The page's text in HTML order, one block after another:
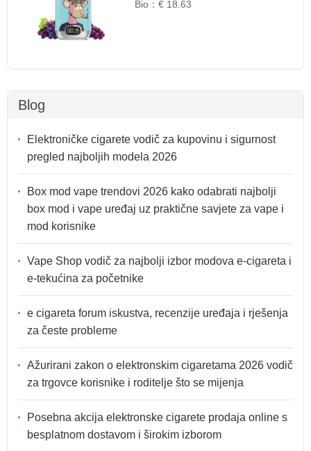
Bio：€ 18.63
Blog
Elektroničke cigarete vodič za kupovinu i sigurnost
pregled najboljih modela 2026
Box mod vape trendovi 2026 kako odabrati najbolji
box mod i vape uređaj uz praktične savjete za vape i
mod korisnike
Vape Shop vodič za najbolji izbor modova e-cigareta i
e-tekućina za početnike
e cigareta forum iskustva, recenzije uređaja i rješenja
za česte probleme
Ažurirani zakon o elektronskim cigaretama 2026 vodič
za trgovce korisnike i roditelje što se mijenja
Posebna akcija elektronske cigarete prodaja online s
besplatnom dostavom i širokim izborom